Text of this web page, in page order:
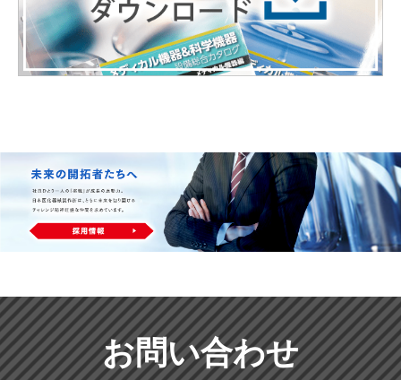
お問い合わせ